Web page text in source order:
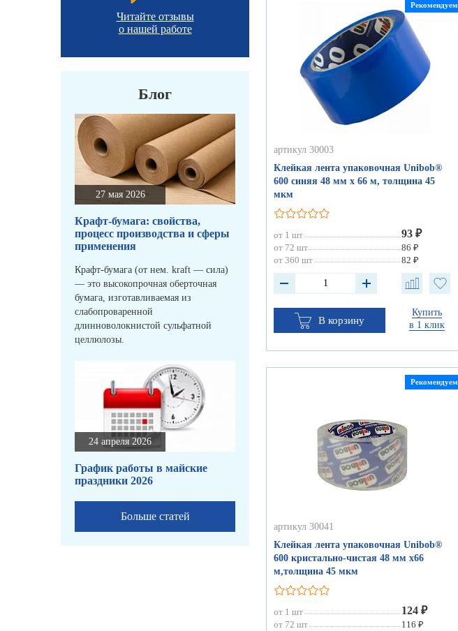
Читайте отзывы
о нашей работе
Блог
27 мая 2026
Крафт-бумага: свойства,
процесс производства и сферы
применения
Крафт-бумага (от нем. kraft — сила)
— это высокопрочная оберточная
бумага, изготавливаемая из
слабопроваренной
длинноволокнистой сульфатной
целлюлозы.
24 апреля 2026
График работы в майские
праздники 2026
Больше статей
Рекомендуем
артикул 30003
Клейкая лента упаковочная Unibob®
600 синяя 48 мм х 66 м, толщина 45
мкм
от 1 шт 93 ₽
от 72 шт
86 ₽
от 360 шт
82 ₽
В корзину
Купить
в 1 клик
Рекомендуем
артикул 30041
Клейкая лента упаковочная Unibob®
600 кристально-чистая 48 мм х66
м,толщина 45 мкм
от 1 шт 124 ₽
от 72 шт
116 ₽